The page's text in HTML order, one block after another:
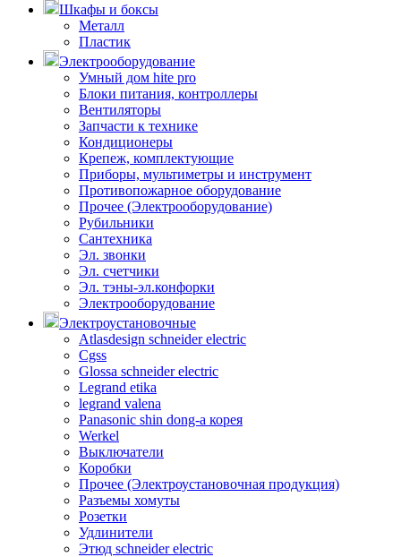
Шкафы и боксы
Металл
Пластик
Электрооборудование
Умный дом hite pro
Блоки питания, контроллеры
Вентиляторы
Запчасти к технике
Кондиционеры
Крепеж, комплектующие
Приборы, мультиметры и инструмент
Противопожарное оборудование
Прочее (Электрооборудование)
Рубильники
Сантехника
Эл. звонки
Эл. счетчики
Эл. тэны-эл.конфорки
Электрооборудование
Электроустановочные
Atlasdesign schneider electric
Cgss
Glossa schneider electric
Legrand etika
legrand valena
Panasonic shin dong-a корея
Werkel
Выключатели
Коробки
Прочее (Электроустановочная продукция)
Разъемы хомуты
Розетки
Удлинители
Этюд schneider electric